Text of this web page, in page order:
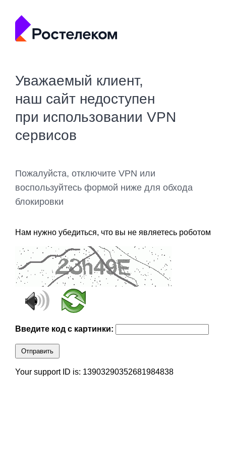
Уважаемый клиент,
наш сайт недоступен
при использовании VPN
сервисов
Пожалуйста, отключите VPN или
воспользуйтесь формой ниже для обхода
блокировки
Нам нужно убедиться, что вы не являетесь роботом
Введите код с картинки:
Отправить
Your support ID is: 13903290352681984838